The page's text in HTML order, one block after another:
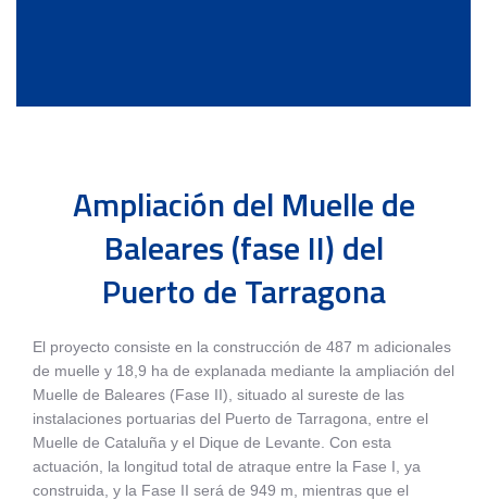
Ampliación del Muelle de
Baleares (fase II) del
Puerto de Tarragona
El proyecto consiste en la construcción de 487 m adicionales
de muelle y 18,9 ha de explanada mediante la ampliación del
Muelle de Baleares (Fase II), situado al sureste de las
instalaciones portuarias del Puerto de Tarragona, entre el
Muelle de Cataluña y el Dique de Levante. Con esta
actuación, la longitud total de atraque entre la Fase I, ya
construida, y la Fase II será de 949 m, mientras que el